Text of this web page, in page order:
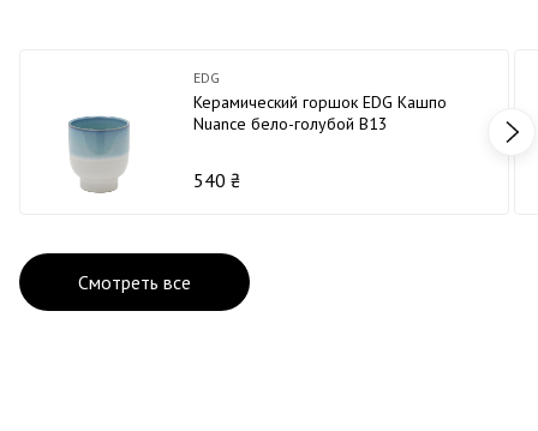
EDG
Керамический горшок EDG Кашпо
Nuance бело-голубой В13
540 ₴
Смотреть все